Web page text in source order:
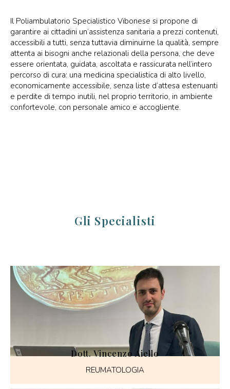
Il Poliambulatorio Specialistico Vibonese si propone di
garantire ai cittadini un’assistenza sanitaria a prezzi contenuti,
accessibili a tutti, senza tuttavia diminuirne la qualità, sempre
attenta ai bisogni anche relazionali della persona, che deve
essere orientata, guidata, ascoltata e rassicurata nell’intero
percorso di cura: una medicina specialistica di alto livello,
economicamente accessibile, senza liste d’attesa estenuanti
e perdite di tempo inutili, nel proprio territorio, in ambiente
confortevole, con personale amico e accogliente.
Gli Specialisti
Dott. Vincenzo Aiello
REUMATOLOGIA